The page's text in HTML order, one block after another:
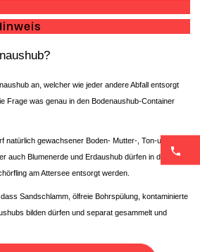
an, welcher wie jeder andere Abfall entsorgt
Frage was genau in den Bodenaushub-Container
natürlich gewachsener Boden- Mutter-, Ton-und
auch Blumenerde und Erdaushub dürfen in den
am Attersee entsorgt werden.
Sandschlamm, ölfreie Bohrspülung, kontaminierte
bilden dürfen und separat gesammelt und